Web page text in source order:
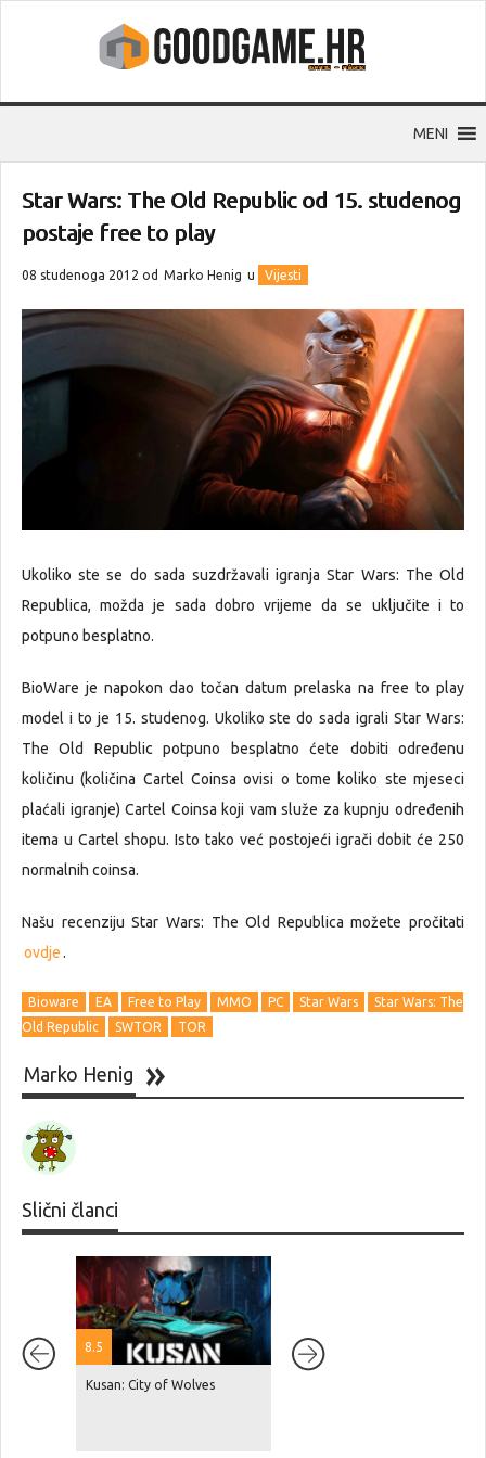
MENI
Star Wars: The Old Republic od 15. studenog
postaje free to play
08 studenoga 2012 od Marko Henig u Vijesti
Ukoliko ste se do sada suzdržavali igranja Star Wars: The Old
Republica, možda je sada dobro vrijeme da se uključite i to
potpuno besplatno.
BioWare je napokon dao točan datum prelaska na free to play
model i to je 15. studenog. Ukoliko ste do sada igrali Star Wars:
The Old Republic potpuno besplatno ćete dobiti određenu
količinu (količina Cartel Coinsa ovisi o tome koliko ste mjeseci
plaćali igranje) Cartel Coinsa koji vam služe za kupnju određenih
itema u Cartel shopu. Isto tako već postojeći igrači dobit će 250
normalnih coinsa.
Našu recenziju Star Wars: The Old Republica možete pročitati
ovdje.
Bioware EA Free to Play MMO PC Star Wars
Star Wars: The
Old Republic
SWTOR TOR
Marko Henig
Slični članci
8.5
Kusan: City of Wolves